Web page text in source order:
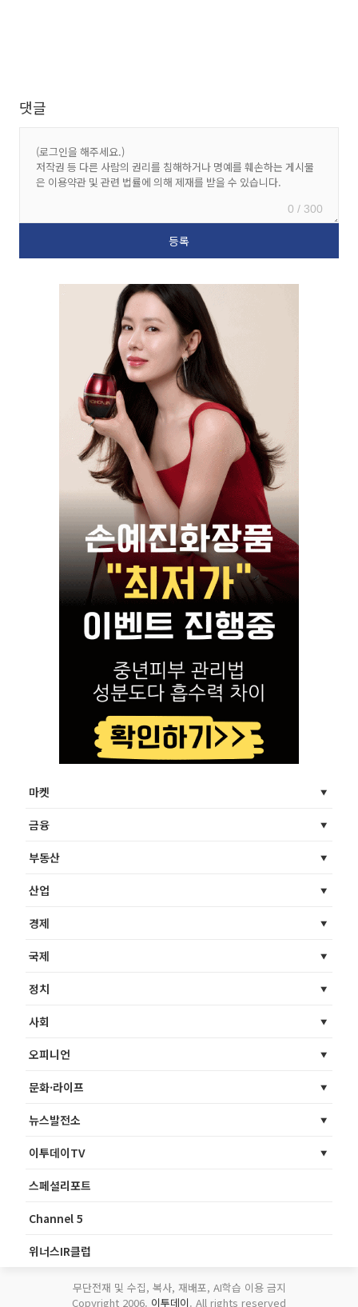
댓글
0 / 300
마켓
금융
부동산
산업
경제
국제
정치
사회
오피니언
문화·라이프
뉴스발전소
이투데이TV
스페셜리포트
Channel 5
위너스IR클럽
무단전재 및 수집, 복사, 재배포, AI학습 이용 금지
Copyright 2006. 이투데이. All rights reserved